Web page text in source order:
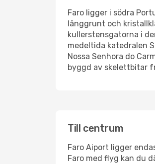
Faro ligger i södra
långgrunt och
kullerstensgatorna i
medeltida katedralen
Nossa Senhora do
byggd av skelettbitar
Till centrum
Faro Aiport ligger
Faro med flyg kan du